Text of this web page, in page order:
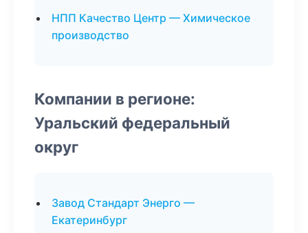
НПП Качество Центр — Химическое
производство
Компании в регионе:
Уральский федеральный
округ
Завод Стандарт Энерго —
Екатеринбург